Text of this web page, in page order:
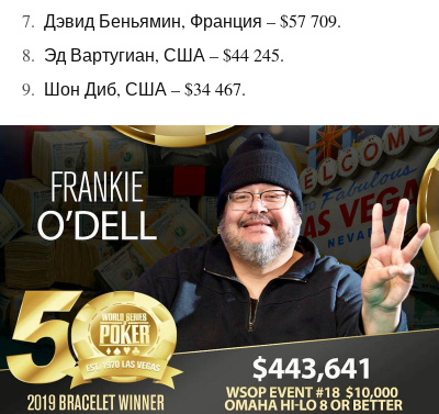
Дэвид Беньямин, Франция – $57 709.
Эд Вартугиан, США – $44 245.
Шон Диб, США – $34 467.